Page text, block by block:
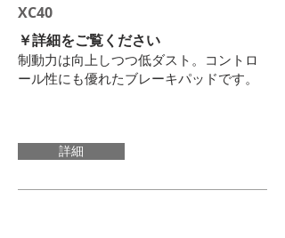
XC40
​￥詳細をご覧ください
制動力は向上しつつ低ダスト。コントロ
ール性にも優れたブレーキパッドです。
詳細